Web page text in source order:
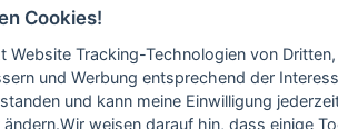
Cookies!
Website Tracking-Technologien von
und Werbung entsprechend der
und kann meine Einwilligung
weisen darauf hin, dass einige